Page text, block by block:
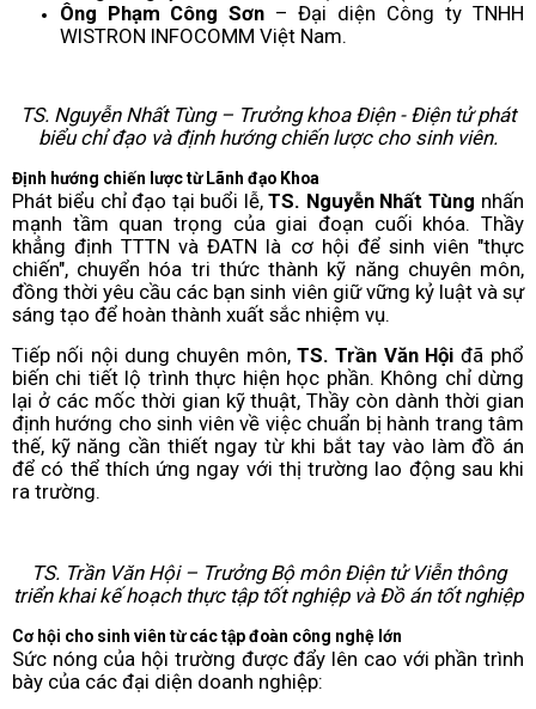
Ông Phạm Công Sơn – Đại diện Công ty TNHH
WISTRON INFOCOMM Việt Nam.
TS. Nguyễn Nhất Tùng – Trưởng khoa Điện - Điện tử phát
biểu chỉ đạo và định hướng chiến lược cho sinh viên.
Định hướng chiến lược từ Lãnh đạo Khoa
Phát biểu chỉ đạo tại buổi lễ, TS. Nguyễn Nhất Tùng nhấn
mạnh tầm quan trọng của giai đoạn cuối khóa. Thầy
khẳng định TTTN và ĐATN là cơ hội để sinh viên "thực
chiến", chuyển hóa tri thức thành kỹ năng chuyên môn,
đồng thời yêu cầu các bạn sinh viên giữ vững kỷ luật và sự
sáng tạo để hoàn thành xuất sắc nhiệm vụ.
Tiếp nối nội dung chuyên môn, TS. Trần Văn Hội đã phổ
biến chi tiết lộ trình thực hiện học phần. Không chỉ dừng
lại ở các mốc thời gian kỹ thuật, Thầy còn dành thời gian
định hướng cho sinh viên về việc chuẩn bị hành trang tâm
thế, kỹ năng cần thiết ngay từ khi bắt tay vào làm đồ án
để có thể thích ứng ngay với thị trường lao động sau khi
ra trường.
TS. Trần Văn Hội – Trưởng Bộ môn Điện tử Viễn thông
triển khai kế hoạch thực tập tốt nghiệp và Đồ án tốt nghiệp
Cơ hội cho sinh viên từ các tập đoàn công nghệ lớn
Sức nóng của hội trường được đẩy lên cao với phần trình
bày của các đại diện doanh nghiệp: